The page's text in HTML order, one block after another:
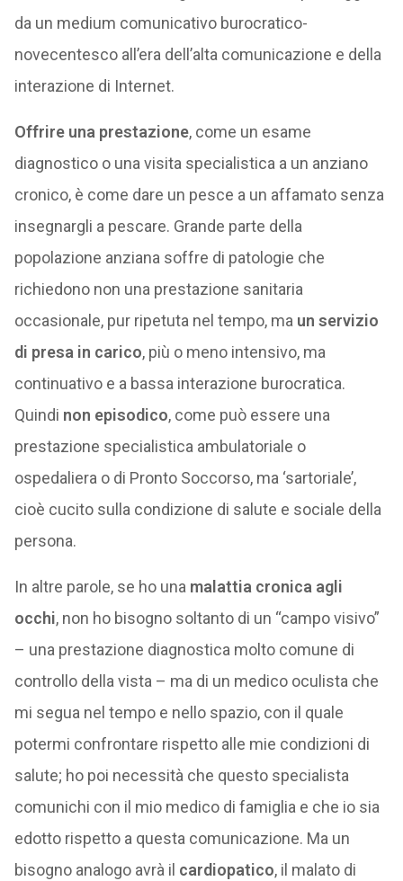
da un medium comunicativo burocratico-
novecentesco all’era dell’alta comunicazione e della
interazione di Internet.
Offrire una prestazione, come un esame
diagnostico o una visita specialistica a un anziano
cronico, è come dare un pesce a un affamato senza
insegnargli a pescare. Grande parte della
popolazione anziana soffre di patologie che
richiedono non una prestazione sanitaria
occasionale, pur ripetuta nel tempo, ma un servizio
di presa in carico, più o meno intensivo, ma
continuativo e a bassa interazione burocratica.
Quindi non episodico, come può essere una
prestazione specialistica ambulatoriale o
ospedaliera o di Pronto Soccorso, ma ‘sartoriale’,
cioè cucito sulla condizione di salute e sociale della
persona.
In altre parole, se ho una malattia cronica agli
occhi, non ho bisogno soltanto di un “campo visivo”
– una prestazione diagnostica molto comune di
controllo della vista – ma di un medico oculista che
mi segua nel tempo e nello spazio, con il quale
potermi confrontare rispetto alle mie condizioni di
salute; ho poi necessità che questo specialista
comunichi con il mio medico di famiglia e che io sia
edotto rispetto a questa comunicazione. Ma un
bisogno analogo avrà il cardiopatico, il malato di